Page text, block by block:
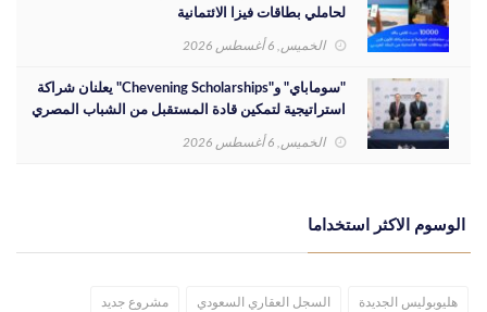
لحاملي بطاقات فيزا الائتمانية
الخميس, 6 أغسطس 2026
"سوماباي" و"Chevening Scholarships" يعلنان شراكة
استراتيجية لتمكين قادة المستقبل من الشباب المصري
الخميس, 6 أغسطس 2026
الوسوم الاكثر استخداما
هليوبوليس الجديدة السجل العقاري السعودي مشروع جديد